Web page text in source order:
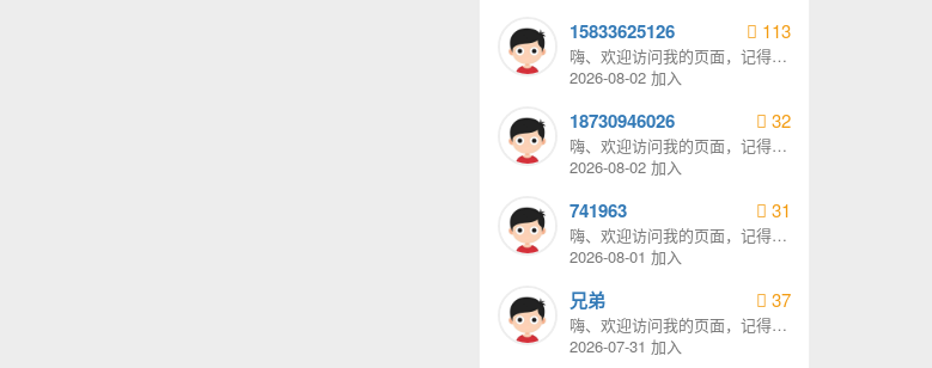
15833625126 113
嗨、欢迎访问我的页面，记得给
我发消息哦。
2026-08-02 加入
18730946026 32
嗨、欢迎访问我的页面，记得给
我发消息哦。
2026-08-02 加入
741963 31
嗨、欢迎访问我的页面，记得给
我发消息哦。
2026-08-01 加入
兄弟 37
嗨、欢迎访问我的页面，记得给
我发消息哦。
2026-07-31 加入